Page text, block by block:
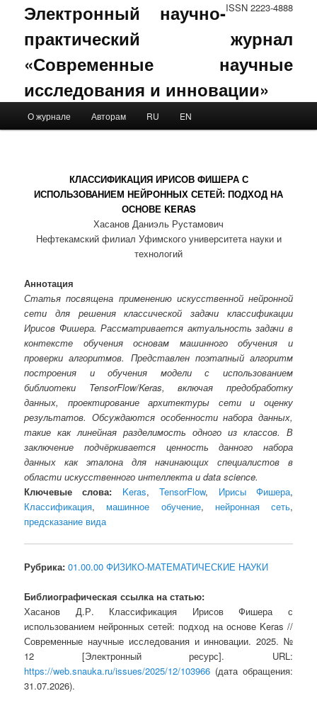
ISSN 2223-4888
Электронный научно-
практический журнал
«Современные научные
исследования и инновации»
Skip to primary content
Skip to secondary content
О журнале Авторам RU EN
КЛАССИФИКАЦИЯ ИРИСОВ ФИШЕРА С
ИСПОЛЬЗОВАНИЕМ НЕЙРОННЫХ СЕТЕЙ: ПОДХОД НА
ОСНОВЕ KERAS
Хасанов Даниэль Рустамович
Нефтекамский филиал Уфимского университета науки и
технологий
Аннотация
Статья посвящена применению искусственной нейронной
сети для решения классической задачи классификации
Ирисов Фишера. Рассматривается актуальность задачи в
контексте обучения основам машинного обучения и
проверки алгоритмов. Представлен поэтапный алгоритм
построения и обучения модели с использованием
библиотеки TensorFlow/Keras, включая предобработку
данных, проектирование архитектуры сети и оценку
результатов. Обсуждаются особенности набора данных,
такие как линейная разделимость одного из классов. В
заключение подчёркивается ценность данного набора
данных как эталона для начинающих специалистов в
области искусственного интеллекта и data science.
Ключевые слова:
Keras,TensorFlow, Ирисы Фишера,
Классификация, машинное обучение, нейронная сеть,
предсказание вида
Рубрика: 01.00.00 ФИЗИКО-МАТЕМАТИЧЕСКИЕ НАУКИ
Библиографическая ссылка на статью:
Хасанов Д.Р. Классификация Ирисов Фишера с
использованием нейронных сетей: подход на основе Keras //
Современные научные исследования и инновации. 2025. №
12 [Электронный ресурс]. URL:
https://web.snauka.ru/issues/2025/12/103966 (дата обращения:
31.07.2026).